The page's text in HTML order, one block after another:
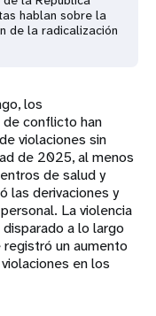
hablan sobre la
de la radicalización
los
conflicto han
violaciones sin
de 2025, al menos
de salud y
las derivaciones y
La violencia
a lo largo
un aumento
en los